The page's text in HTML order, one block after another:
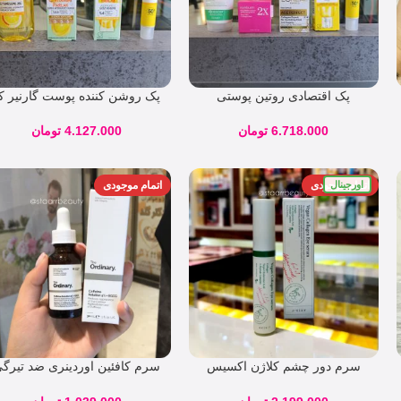
پک اقتصادی روتین پوستی
( خشک ، نرمال ، چرب ) کد
6.718.000 تومان
پک روشن کننده پوست گارنیر
4.127.000 تومان
اورجینال
اتمام موجودی
سرم دور چشم کلاژن اکسیس
اتمام موجودی
سرم کافئین اوردینری ضد